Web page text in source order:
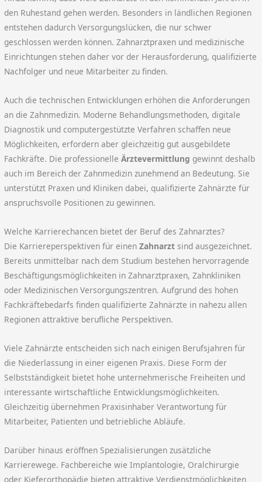
den Ruhestand gehen werden. Besonders in ländlichen Regionen
entstehen dadurch Versorgungslücken, die nur schwer
geschlossen werden können. Zahnarztpraxen und medizinische
Einrichtungen stehen daher vor der Herausforderung, qualifizierte
Nachfolger und neue Mitarbeiter zu finden.
Auch die technischen Entwicklungen erhöhen die Anforderungen
an die Zahnmedizin. Moderne Behandlungsmethoden, digitale
Diagnostik und computergestützte Verfahren schaffen neue
Möglichkeiten, erfordern aber gleichzeitig gut ausgebildete
Fachkräfte. Die professionelleÄrztevermittlung gewinnt deshalb
auch im Bereich der Zahnmedizin zunehmend an Bedeutung. Sie
unterstützt Praxen und Kliniken dabei, qualifizierte Zahnärzte für
anspruchsvolle Positionen zu gewinnen.
Welche Karrierechancen bietet der Beruf des Zahnarztes?
Die Karriereperspektiven für einenZahnarzt sind ausgezeichnet.
Bereits unmittelbar nach dem Studium bestehen hervorragende
Beschäftigungsmöglichkeiten in Zahnarztpraxen, Zahnkliniken
oder Medizinischen Versorgungszentren. Aufgrund des hohen
Fachkräftebedarfs finden qualifizierte Zahnärzte in nahezu allen
Regionen attraktive berufliche Perspektiven.
Viele Zahnärzte entscheiden sich nach einigen Berufsjahren für
die Niederlassung in einer eigenen Praxis. Diese Form der
Selbstständigkeit bietet hohe unternehmerische Freiheiten und
interessante wirtschaftliche Entwicklungsmöglichkeiten.
Gleichzeitig übernehmen Praxisinhaber Verantwortung für
Mitarbeiter, Patienten und betriebliche Abläufe.
Darüber hinaus eröffnen Spezialisierungen zusätzliche
Karrierewege. Fachbereiche wie Implantologie, Oralchirurgie
oder Kieferorthopädie bieten attraktive Verdienstmöglichkeiten